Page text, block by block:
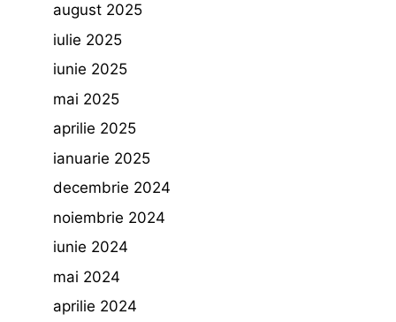
august 2025
iulie 2025
iunie 2025
mai 2025
aprilie 2025
ianuarie 2025
decembrie 2024
noiembrie 2024
iunie 2024
mai 2024
aprilie 2024